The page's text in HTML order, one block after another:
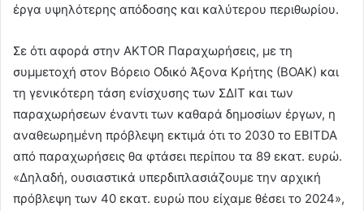
έργα υψηλότερης απόδοσης και καλύτερου περιθωρίου.
Σε ότι αφορά στην AKTOR Παραχωρήσεις, με τη
συμμετοχή στον Βόρειο Οδικό Άξονα Κρήτης (ΒΟΑΚ) και
τη γενικότερη τάση ενίσχυσης των ΣΔΙΤ και των
παραχωρήσεων έναντι των καθαρά δημοσίων έργων, η
αναθεωρημένη πρόβλεψη εκτιμά ότι το 2030 το EBITDA
από παραχωρήσεις θα φτάσει περίπου τα 89 εκατ. ευρώ.
«Δηλαδή, ουσιαστικά υπερδιπλασιάζουμε την αρχική
πρόβλεψη των 40 εκατ. ευρώ που είχαμε θέσει το 2024»,